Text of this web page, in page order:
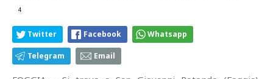
4
Twitter Facebook Whatsapp
Telegram Email